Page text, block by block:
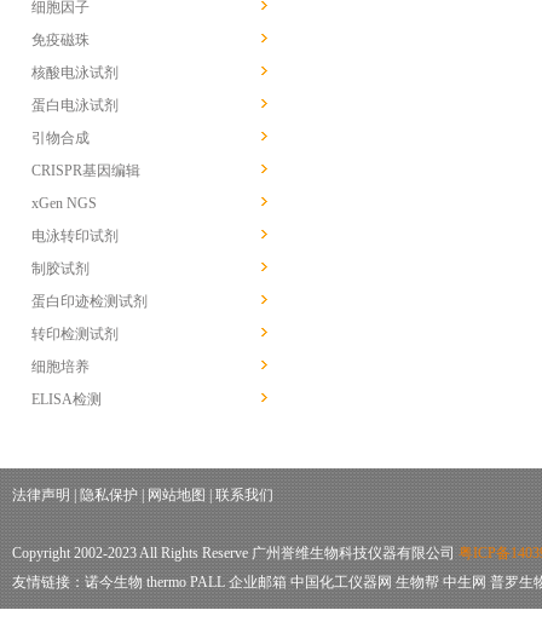
细胞因子
免疫磁珠
核酸电泳试剂
蛋白电泳试剂
引物合成
CRISPR基因编辑
xGen NGS
电泳转印试剂
制胶试剂
蛋白印迹检测试剂
转印检测试剂
细胞培养
ELISA检测
法律声明 隐私保护 网站地图 联系我们
Copyright 2002-2023 All Rights Reserve 广州誉维生物科技仪器有限公司 粤ICP备
友情链接： 诺今生物 thermo PALL 企业邮箱 中国化工仪器网 生物帮 中生网 普罗生